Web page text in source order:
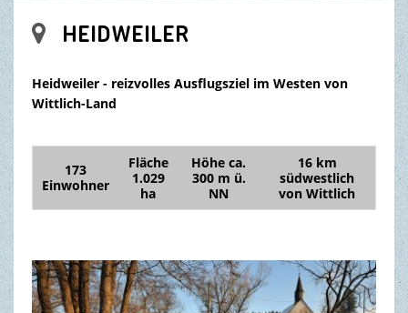
WIRTSCHAFT
BILDUNG & KULTUR
TOURISMUS & FREIZEIT
 HEIDWEILER
Heidweiler - reizvolles Ausflugsziel im Westen von
Wittlich-Land
173
Einwohner
Fläche
1.029
ha
Höhe ca.
300 m ü.
NN
16 km
südwestlich
von Wittlich